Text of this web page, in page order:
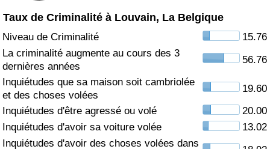
Taux de Criminalité à Louvain, La Belgique
Niveau de Criminalité
15.76
La criminalité augmente au cours des 3
dernières années
56.76
Inquiétudes que sa maison soit cambriolée
et des choses volées
19.60
Inquiétudes d'être agressé ou volé
20.00
Inquiétudes d'avoir sa voiture volée
13.02
Inquiétudes d'avoir des choses volées dans
Indice de Criminalité (Actuel)
Indice de Criminalité
Indice de criminalité par pays
Soins de santé
Indice des soins de santé (Actuel)